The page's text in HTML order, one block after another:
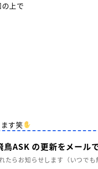
上で
す笑
鳥ASK の更新をメール
たらお知らせします（いつで